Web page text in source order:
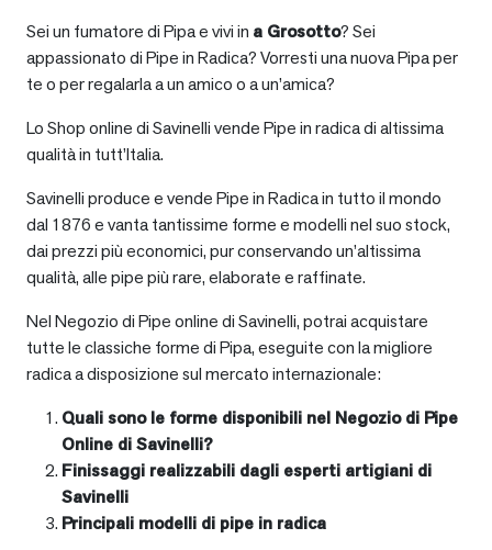
Sei un fumatore di Pipa e vivi in a Grosotto? Sei
appassionato di Pipe in Radica? Vorresti una nuova Pipa per
te o per regalarla a un amico o a un’amica?
Lo Shop online di Savinelli vende Pipe in radica di altissima
qualità in tutt’Italia.
Savinelli produce e vende Pipe in Radica in tutto il mondo
dal 1876 e vanta tantissime forme e modelli nel suo stock,
dai prezzi più economici, pur conservando un’altissima
qualità, alle pipe più rare, elaborate e raffinate.
Nel Negozio di Pipe online di Savinelli, potrai acquistare
tutte le classiche forme di Pipa, eseguite con la migliore
radica a disposizione sul mercato internazionale:
Quali sono le forme disponibili nel Negozio di Pipe
Online di Savinelli?
Finissaggi realizzabili dagli esperti artigiani di
Savinelli
Principali modelli di pipe in radica